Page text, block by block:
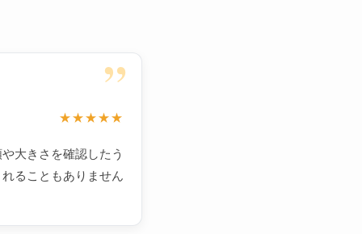
”
★★★★★
大きさを確認したう
ることもありません